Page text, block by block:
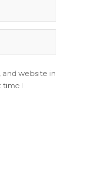
and website in
time I